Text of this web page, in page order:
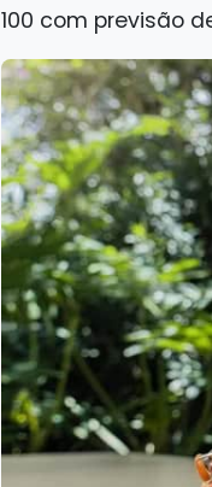
100 com previsão